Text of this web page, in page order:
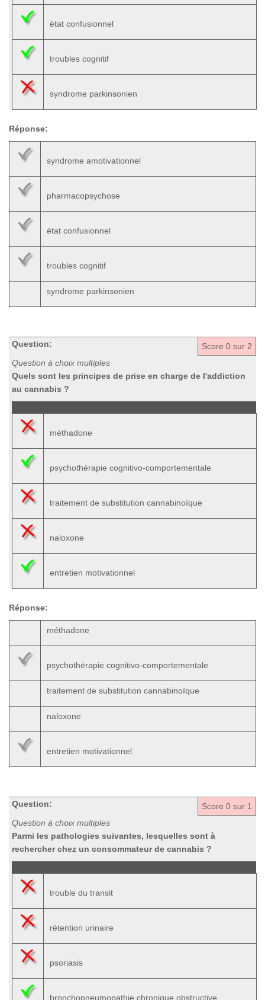
état confusionnel
troubles cognitif
syndrome parkinsonien
Réponse:
syndrome amotivationnel
pharmacopsychose
état confusionnel
troubles cognitif
syndrome parkinsonien
Score 0 sur 2
Question:
Question à choix multiples
Quels sont les principes de prise en charge de l'addiction
au cannabis ?
méthadone
psychothérapie cognitivo-comportementale
traitement de substitution cannabinoïque
naloxone
entretien motivationnel
Réponse:
méthadone
psychothérapie cognitivo-comportementale
traitement de substitution cannabinoïque
naloxone
entretien motivationnel
Score 0 sur 1
Question:
Question à choix multiples
Parmi les pathologies suivantes, lesquelles sont à
rechercher chez un consommateur de cannabis ?
trouble du transit
rétention urinaire
psoriasis
bronchopneumopathie chronique obstructive